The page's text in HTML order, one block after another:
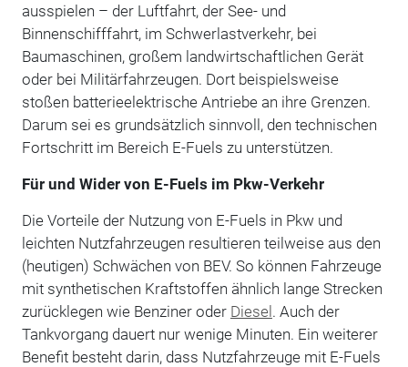
ausspielen – der Luftfahrt, der See- und
Binnenschifffahrt, im Schwerlastverkehr, bei
Baumaschinen, großem landwirtschaftlichen Gerät
oder bei Militärfahrzeugen. Dort beispielsweise
stoßen batterieelektrische Antriebe an ihre Grenzen.
Darum sei es grundsätzlich sinnvoll, den technischen
Fortschritt im Bereich E-Fuels zu unterstützen.
Für und Wider von E-Fuels im Pkw-Verkehr
Die Vorteile der Nutzung von E-Fuels in Pkw und
leichten Nutzfahrzeugen resultieren teilweise aus den
(heutigen) Schwächen von BEV. So können Fahrzeuge
mit synthetischen Kraftstoffen ähnlich lange Strecken
zurücklegen wie Benziner oder Diesel. Auch der
Tankvorgang dauert nur wenige Minuten. Ein weiterer
Benefit besteht darin, dass Nutzfahrzeuge mit E-Fuels